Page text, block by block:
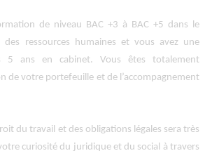
de niveau BAC +3 à BAC +5 dans le
ressources humaines et vous avez une
5 ans en cabinet. Vous êtes totalement
de votre portefeuille et de l’accompagnement
du travail et des obligations légales sera très
curiosité du juridique et du social à travers